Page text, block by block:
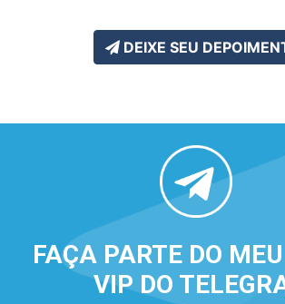
aqui ...
DEIXE SEU
FAÇA PARTE DO
VIP DO